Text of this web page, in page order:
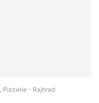
Pizzerie - Rajhrad